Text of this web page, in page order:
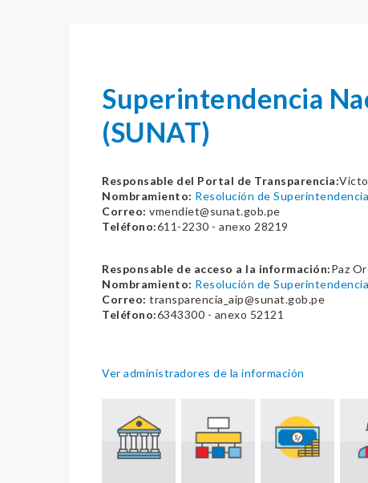
Superintendencia
(SUNAT)
Responsable del Portal de Transparencia:
Nombramiento: Resolución de
Correo: vmendiet@sunat.gob.pe
Teléfono:611-2230 - anexo 28219
Responsable de acceso a la información:Paz
Nombramiento: Resolución de
Correo: transparencia_aip@sunat.gob.pe
Teléfono:6343300 - anexo 52121
Ver administradores de la información